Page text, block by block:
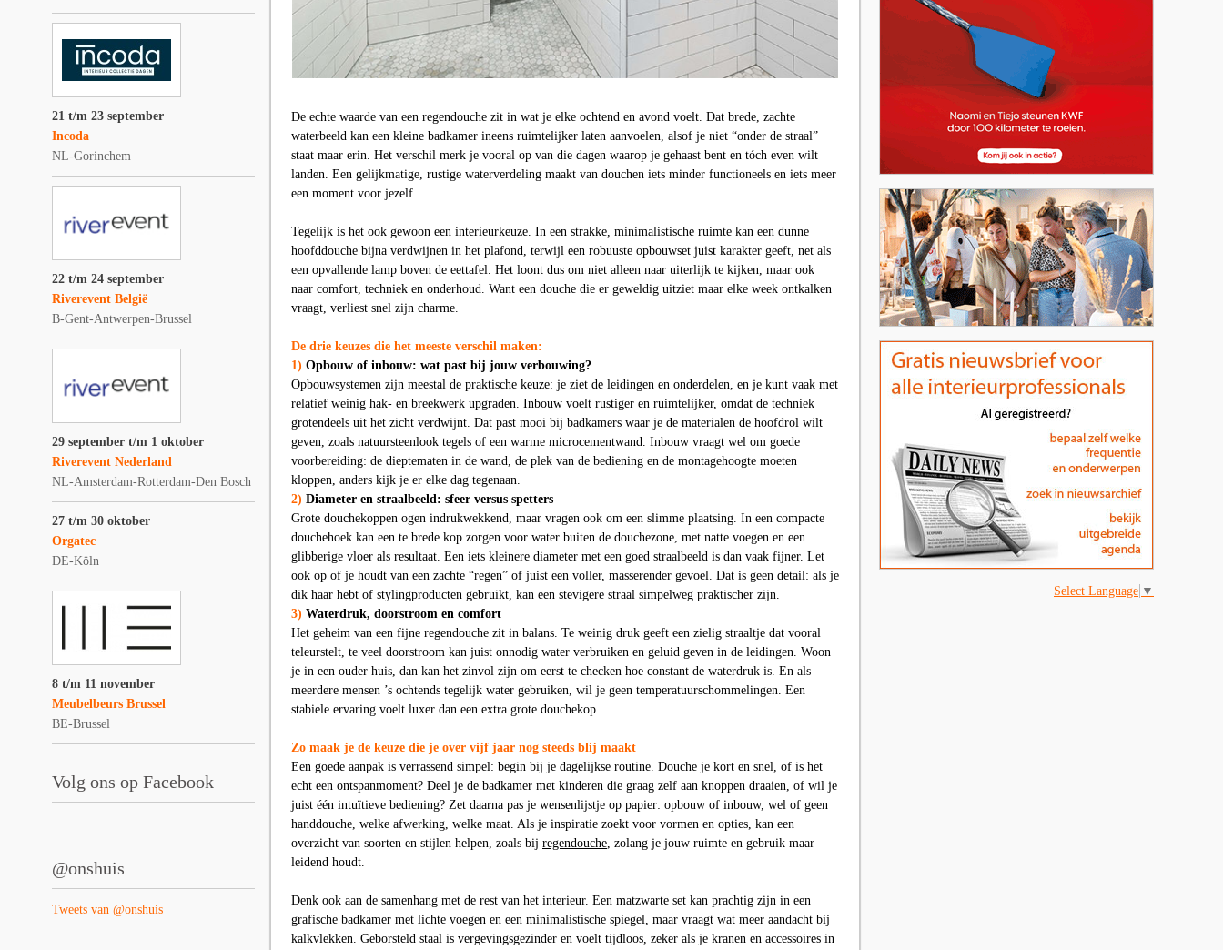
21 t/m 23 september
Incoda
NL-Gorinchem
22 t/m 24 september
Riverevent België
B-Gent-Antwerpen-Brussel
29 september t/m 1 oktober
Riverevent Nederland
NL-Amsterdam-Rotterdam-Den Bosch
27 t/m 30 oktober
Orgatec
DE-Köln
8 t/m 11 november
Meubelbeurs Brussel
BE-Brussel
Volg ons op Facebook
@onshuis
Tweets van @onshuis
De echte waarde van een regendouche zit in wat je elke ochtend en avond voelt. Dat brede, zachte
waterbeeld kan een kleine badkamer ineens ruimtelijker laten aanvoelen, alsof je niet “onder de straal”
staat maar erin. Het verschil merk je vooral op van die dagen waarop je gehaast bent en tóch even wilt
landen. Een gelijkmatige, rustige waterverdeling maakt van douchen iets minder functioneels en iets meer
een moment voor jezelf.
Tegelijk is het ook gewoon een interieurkeuze. In een strakke, minimalistische ruimte kan een dunne
hoofddouche bijna verdwijnen in het plafond, terwijl een robuuste opbouwset juist karakter geeft, net als
een opvallende lamp boven de eettafel. Het loont dus om niet alleen naar uiterlijk te kijken, maar ook
naar comfort, techniek en onderhoud. Want een douche die er geweldig uitziet maar elke week ontkalken
vraagt, verliest snel zijn charme.
De drie keuzes die het meeste verschil maken:
1) Opbouw of inbouw: wat past bij jouw verbouwing?
Opbouwsystemen zijn meestal de praktische keuze: je ziet de leidingen en onderdelen, en je kunt vaak met
relatief weinig hak- en breekwerk upgraden. Inbouw voelt rustiger en ruimtelijker, omdat de techniek
grotendeels uit het zicht verdwijnt. Dat past mooi bij badkamers waar je de materialen de hoofdrol wilt
geven, zoals natuursteenlook tegels of een warme microcementwand. Inbouw vraagt wel om goede
voorbereiding: de dieptematen in de wand, de plek van de bediening en de montagehoogte moeten
kloppen, anders kijk je er elke dag tegenaan.
2) Diameter en straalbeeld: sfeer versus spetters
Grote douchekoppen ogen indrukwekkend, maar vragen ook om een slimme plaatsing. In een compacte
douchehoek kan een te brede kop zorgen voor water buiten de douchezone, met natte voegen en een
glibberige vloer als resultaat. Een iets kleinere diameter met een goed straalbeeld is dan vaak fijner. Let
ook op of je houdt van een zachte “regen” of juist een voller, masserender gevoel. Dat is geen detail: als je
dik haar hebt of stylingproducten gebruikt, kan een stevigere straal simpelweg praktischer zijn.
3) Waterdruk, doorstroom en comfort
Het geheim van een fijne regendouche zit in balans. Te weinig druk geeft een zielig straaltje dat vooral
teleurstelt, te veel doorstroom kan juist onnodig water verbruiken en geluid geven in de leidingen. Woon
je in een ouder huis, dan kan het zinvol zijn om eerst te checken hoe constant de waterdruk is. En als
meerdere mensen ’s ochtends tegelijk water gebruiken, wil je geen temperatuurschommelingen. Een
stabiele ervaring voelt luxer dan een extra grote douchekop.
Zo maak je de keuze die je over vijf jaar nog steeds blij maakt
Een goede aanpak is verrassend simpel: begin bij je dagelijkse routine. Douche je kort en snel, of is het
echt een ontspanmoment? Deel je de badkamer met kinderen die graag zelf aan knoppen draaien, of wil je
juist één intuïtieve bediening? Zet daarna pas je wensenlijstje op papier: opbouw of inbouw, wel of geen
handdouche, welke afwerking, welke maat. Als je inspiratie zoekt voor vormen en opties, kan een
overzicht van soorten en stijlen helpen, zoals bij regendouche, zolang je jouw ruimte en gebruik maar
leidend houdt.
Denk ook aan de samenhang met de rest van het interieur. Een matzwarte set kan prachtig zijn in een
grafische badkamer met lichte voegen en een minimalistische spiegel, maar vraagt wat meer aandacht bij
kalkvlekken. Geborsteld staal is vergevingsgezinder en voelt tijdloos, zeker als je kranen en accessoires in
Select Language ▼